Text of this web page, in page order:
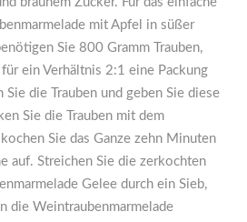
mit Apfel in süßer
Sie 800 Gramm Trauben,
ein Verhältnis 2:1 eine Packung
Sie die Trauben und geben Sie diese
Sie die Trauben mit dem
Sie das Ganze zehn Minuten
auf. Streichen Sie die zerkochten
Gelee durch ein Sieb,
die Weintraubenmarmelade